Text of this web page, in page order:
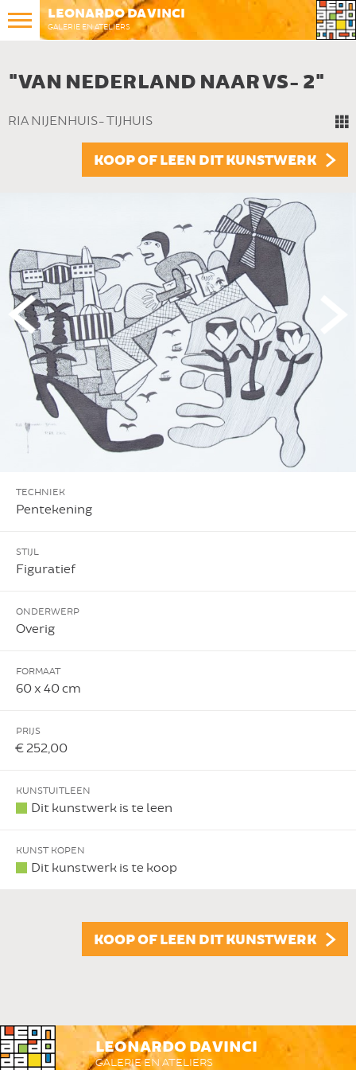
LEONARDO DA VINCI
GALERIE EN ATELIERS
"VAN NEDERLAND NAAR VS- 2"
RIA NIJENHUIS- TIJHUIS
KOOP OF LEEN DIT KUNSTWERK
TECHNIEK
Pentekening
STIJL
Figuratief
ONDERWERP
Overig
FORMAAT
60 x 40 cm
PRIJS
€ 252,00
KUNSTUITLEEN
Dit kunstwerk is te leen
KUNST KOPEN
Dit kunstwerk is te koop
KOOP OF LEEN DIT KUNSTWERK
LEONARDO DA VINCI
GALERIE EN ATELIERS